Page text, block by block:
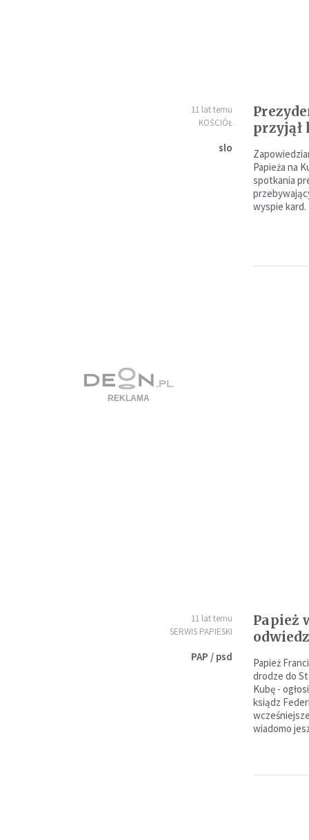
11 lat temu
KOŚCIÓŁ
slo
przyjął
Papieża na
spotkania
wyspie kard.
11 lat temu
SERWIS PAPIESKI
PAP / psd
Papież
Papież
drodze do
Kubę -
ksiądz
wiadomo